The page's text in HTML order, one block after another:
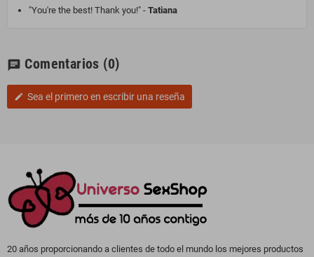
"You're the best! Thank you!" - Tatiana
chat Comentarios (0)
edit Sea el primero en escribir una reseña
20 años proporcionando a clientes de todo el mundo los mejores productos